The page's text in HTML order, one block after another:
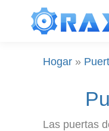
Hogar »
Las puertas